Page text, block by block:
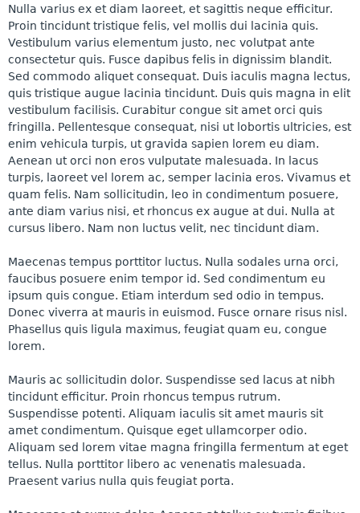
Nulla varius ex et diam laoreet, et sagittis neque efficitur.
Proin tincidunt tristique felis, vel mollis dui lacinia quis.
Vestibulum varius elementum justo, nec volutpat ante
consectetur quis. Fusce dapibus felis in dignissim blandit.
Sed commodo aliquet consequat. Duis iaculis magna lectus,
quis tristique augue lacinia tincidunt. Duis quis magna in elit
vestibulum facilisis. Curabitur congue sit amet orci quis
fringilla. Pellentesque consequat, nisi ut lobortis ultricies, est
enim vehicula turpis, ut gravida sapien lorem eu diam.
Aenean ut orci non eros vulputate malesuada. In lacus
turpis, laoreet vel lorem ac, semper lacinia eros. Vivamus et
quam felis. Nam sollicitudin, leo in condimentum posuere,
ante diam varius nisi, et rhoncus ex augue at dui. Nulla at
cursus libero. Nam non luctus velit, nec tincidunt diam.
Maecenas tempus porttitor luctus. Nulla sodales urna orci,
faucibus posuere enim tempor id. Sed condimentum eu
ipsum quis congue. Etiam interdum sed odio in tempus.
Donec viverra at mauris in euismod. Fusce ornare risus nisl.
Phasellus quis ligula maximus, feugiat quam eu, congue
lorem.
Mauris ac sollicitudin dolor. Suspendisse sed lacus at nibh
tincidunt efficitur. Proin rhoncus tempus rutrum.
Suspendisse potenti. Aliquam iaculis sit amet mauris sit
amet condimentum. Quisque eget ullamcorper odio.
Aliquam sed lorem vitae magna fringilla fermentum at eget
tellus. Nulla porttitor libero ac venenatis malesuada.
Praesent varius nulla quis feugiat porta.